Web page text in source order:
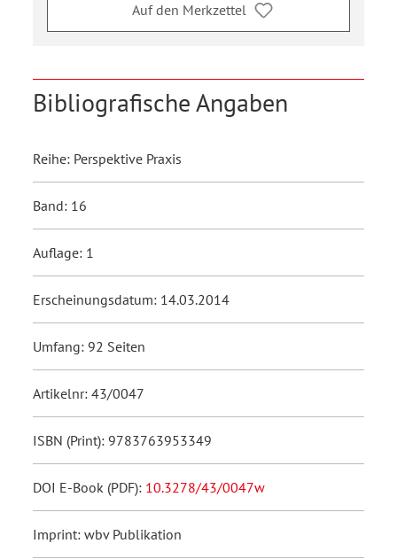
Auf den Merkzettel
Bibliografische Angaben
Reihe: Perspektive Praxis
Band: 16
Auflage: 1
Erscheinungsdatum: 14.03.2014
Umfang: 92 Seiten
Artikelnr: 43/0047
ISBN (Print): 9783763953349
DOI E-Book (PDF): 10.3278/43/0047w
Imprint: wbv Publikation